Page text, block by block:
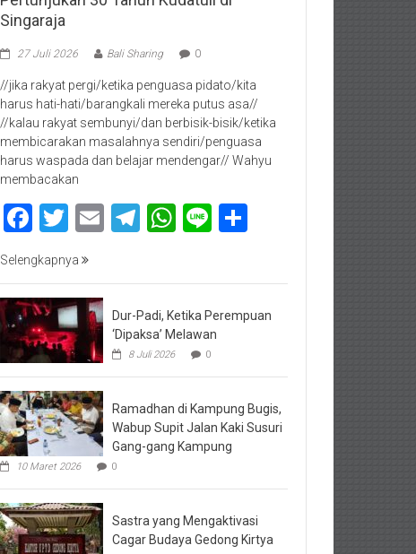
Singaraja
27 Juli 2026 Bali Sharing 0
//jika rakyat pergi/ketika penguasa pidato/kita
harus hati-hati/barangkali mereka putus asa//
//kalau rakyat sembunyi/dan berbisik-bisik/ketika
membicarakan masalahnya sendiri/penguasa
harus waspada dan belajar mendengar// Wahyu
membacakan
Facebook
Twitter
EmailTelegram
WhatsApp
Line
Selengkapnya
Dur-Padi, Ketika Perempuan
‘Dipaksa’ Melawan
8 Juli 2026 0
Ramadhan di Kampung Bugis,
Wabup Supit Jalan Kaki Susuri
Gang-gang Kampung
10 Maret 2026 0
Sastra yang Mengaktivasi
Cagar Budaya Gedong Kirtya